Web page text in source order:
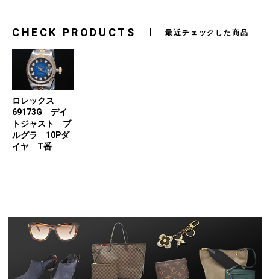
CHECK PRODUCTS 最近チェックした商品
ロレックス
69173G デイ
トジャスト ブ
ルグラ 10Pダ
イヤ T番